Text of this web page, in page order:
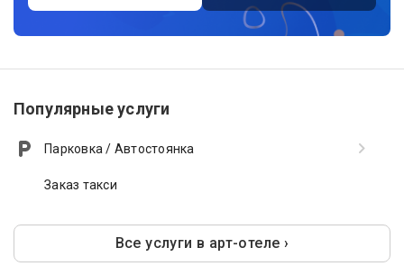
Популярные услуги
Парковка / Автостоянка
Заказ такси
Все услуги в арт-отеле ›